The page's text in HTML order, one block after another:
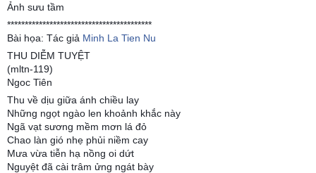
Ảnh sưu tầm
*****************************************
Bài họa: Tác giả Minh La Tien Nu
THU DIỄM TUYỆT
(mltn-119)
Ngoc Tiên
Thu về dịu giữa ánh chiều lay
Những ngọt ngào len khoảnh khắc này
Ngã vạt sương mềm mơn lá đỏ
Chao làn gió nhẹ phủi niềm cay
Mưa vừa tiễn hạ nồng oi dứt
Nguyệt đã cài trâm ửng ngát bày